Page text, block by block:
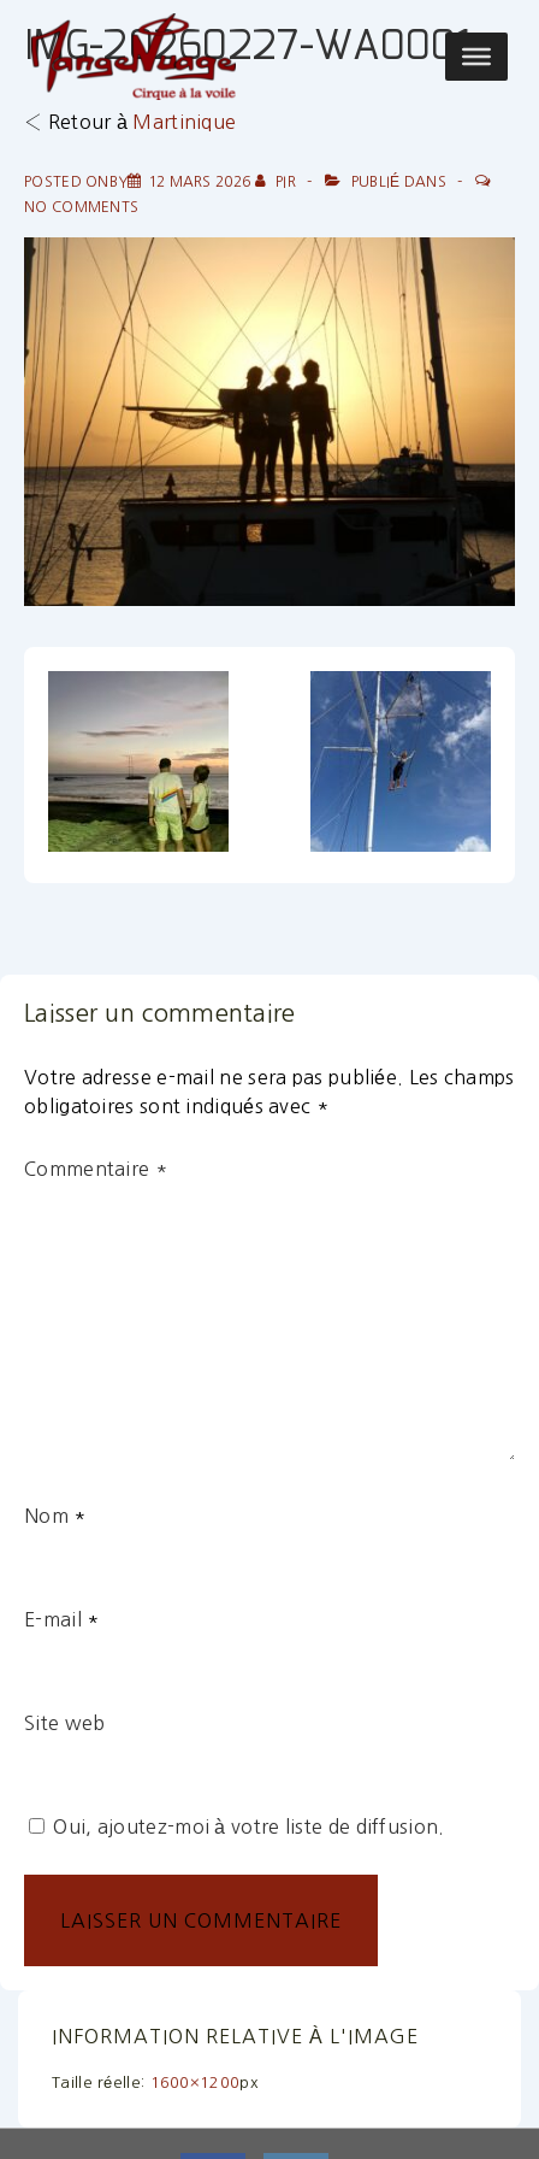
passer
principal
Main
IMG-20260227-WA0001
‹ Retour à Martinique
POSTED ONBY 12 MARS 2026 PIR
PUBLIÉ DANS
NO COMMENTS
Laisser un commentaire
Votre adresse e-mail ne sera pas publiée.
Les champs
obligatoires sont indiqués avec *
Commentaire *
Nom *
E-mail *
Site web
Oui, ajoutez-moi à votre liste de diffusion.
INFORMATION RELATIVE À L'IMAGE
Taille réelle: 1600×1200px